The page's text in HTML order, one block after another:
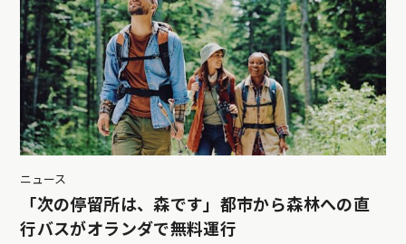
ニュース
「次の停留所は、森です」都市から森林への直
行バスがオランダで無料運行